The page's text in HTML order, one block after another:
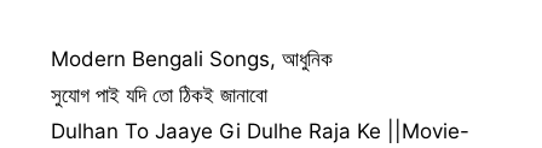
Categories
Modern Bengali Songs,আধুনিক
সুযোগ পাই যদি তো ঠিকই জানাবো
Dulhan To Jaaye Gi Dulhe Raja Ke ||Movie-